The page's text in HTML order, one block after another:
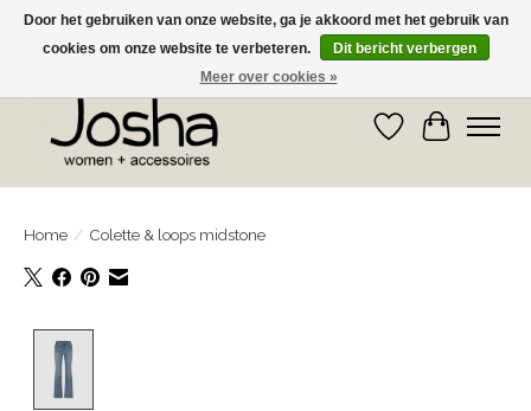
GRATIS OPHALEN IN DE WINKEL EN GRATIS VERZENDING VANAF € 75,00
Verlanglijst
Home / Colette & loops midstone
Door het gebruiken van onze website, ga je akkoord met het gebruik van
cookies om onze website te verbeteren.
Dit bericht verbergen
Meer over cookies »